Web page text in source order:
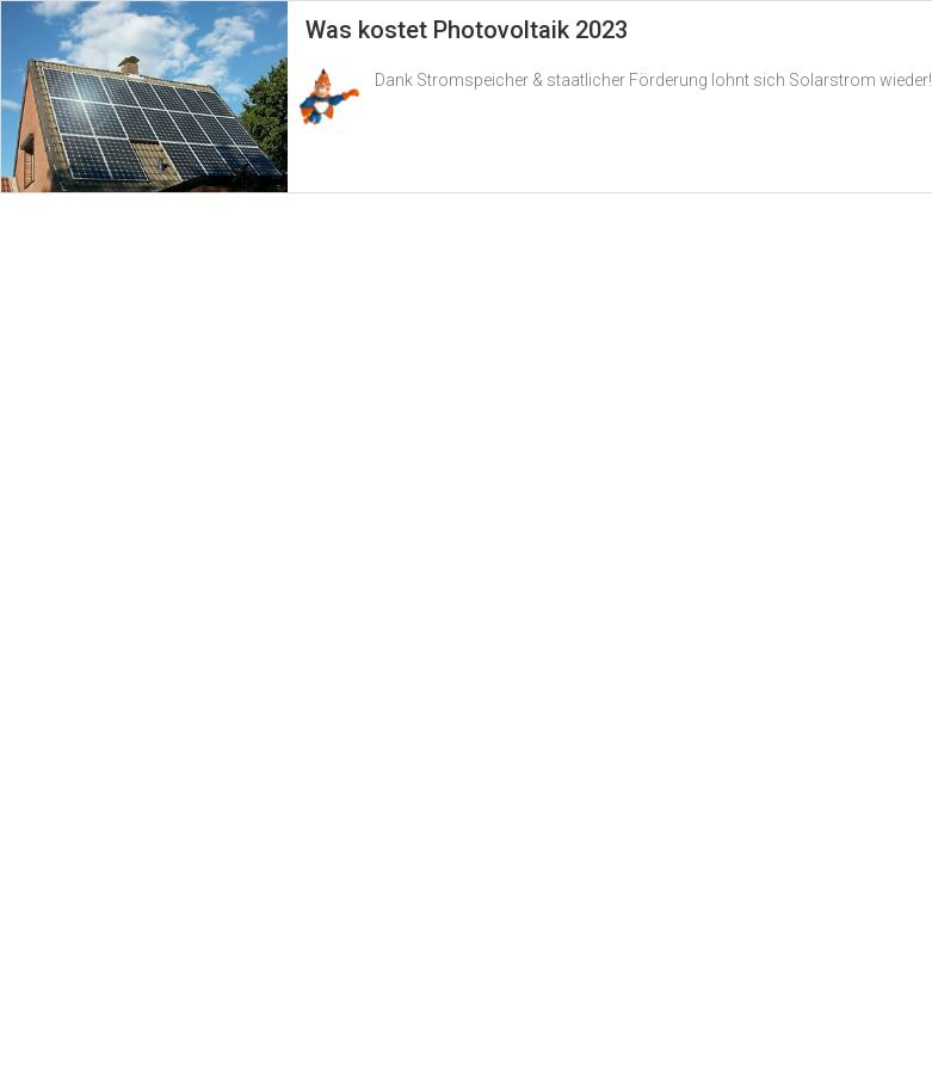
Was kostet Photovoltaik 2023
Dank Stromspeicher & staatlicher Förderung lohnt sich Solarstrom wieder!